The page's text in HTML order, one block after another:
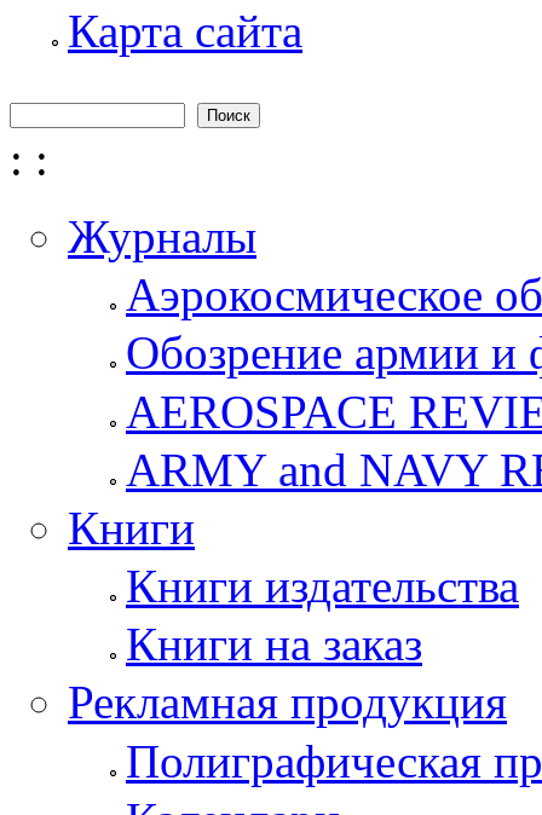
Карта сайта
Форма поиска
: :
Журналы
Аэрокосмическое
Обозрение армии и
AEROSPACE
ARMY and NAVY
Книги
Книги издательства
Книги на заказ
Рекламная продукция
Полиграфическая